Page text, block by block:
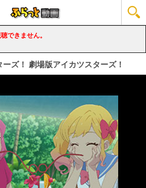
できません。
ズ！ 劇場版アイカツスターズ！
loading...